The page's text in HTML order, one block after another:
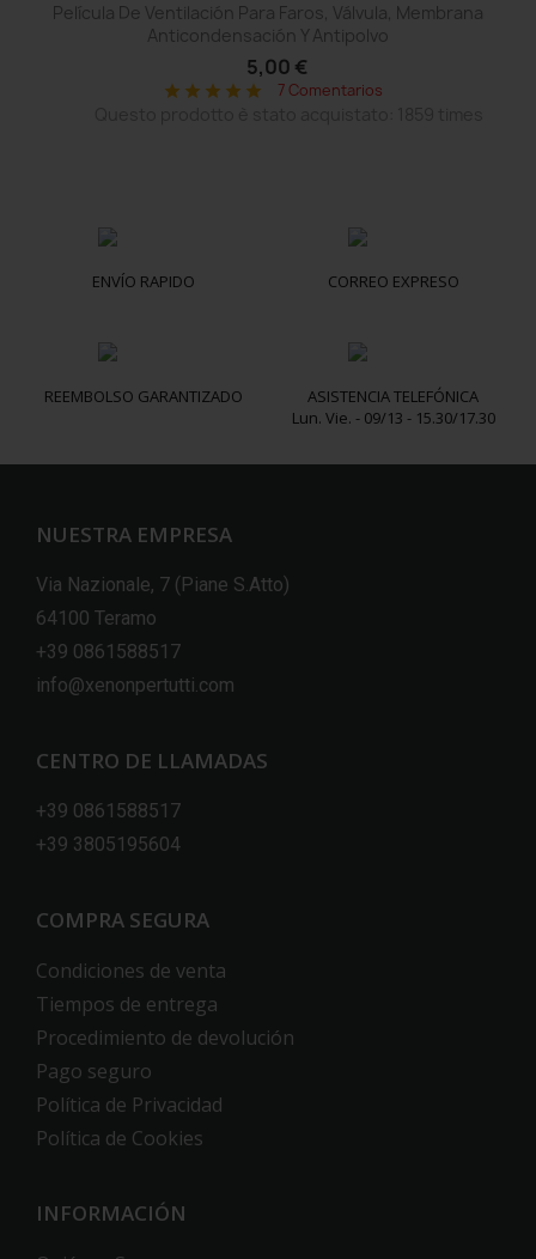
Película De Ventilación Para Faros, Válvula, Membrana
Anticondensación Y Antipolvo
5,00 €
star star star star star 7 Comentarios
ENVÍO RAPIDO CORREO EXPRESO
REEMBOLSO GARANTIZADO
ASISTENCIA TELEFÓNICA
Lun. Vie. - 09/13 - 15.30/17.30
NUESTRA EMPRESA
Via Nazionale, 7 (Piane S.Atto)
64100 Teramo
+39 0861588517
info@xenonpertutti.com
CENTRO DE LLAMADAS
+39 0861588517
+39 3805195604
COMPRA SEGURA
Condiciones de venta
Tiempos de entrega
Procedimiento de devolución
Pago seguro
Política de Privacidad
Política de Cookies
INFORMACIÓN